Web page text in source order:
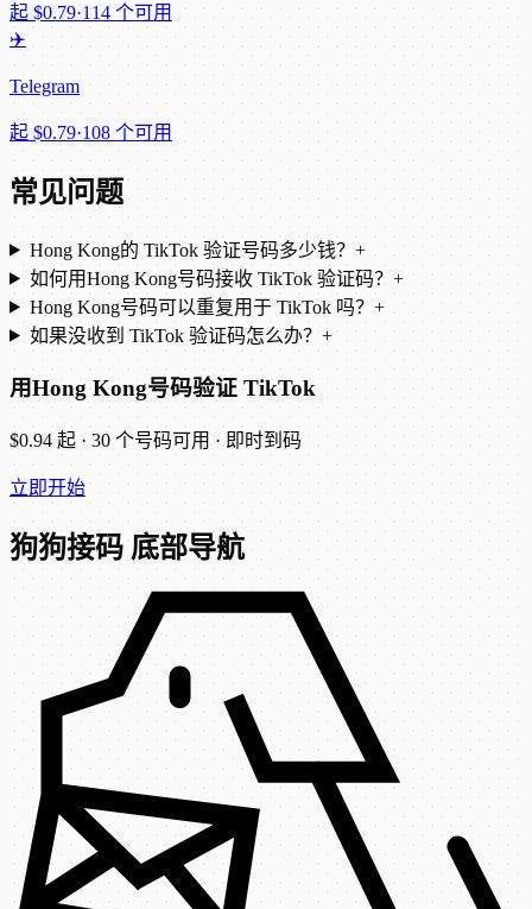
起 $0.79·114 个可用
✈️
Telegram
起 $0.79·108 个可用
常见问题
Hong Kong的 TikTok 验证号码多少钱？ +
如何用Hong Kong号码接收 TikTok 验证码？ +
Hong Kong号码可以重复用于 TikTok 吗？ +
如果没收到 TikTok 验证码怎么办？ +
用Hong Kong号码验证 TikTok
$0.94 起 · 30 个号码可用 · 即时到码
立即开始
狗狗接码 底部导航